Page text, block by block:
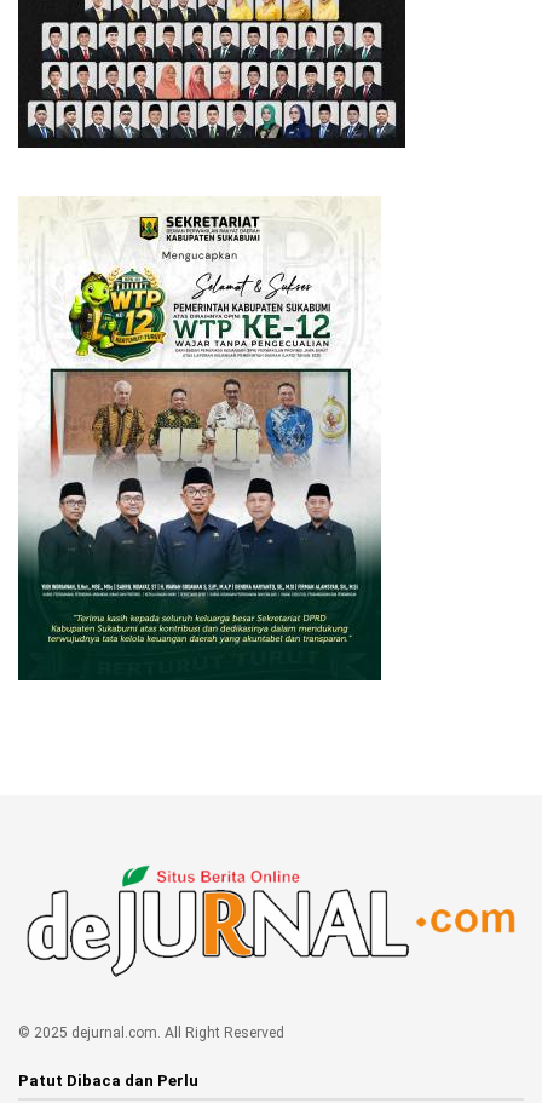
© 2025 dejurnal.com. All Right Reserved
Patut Dibaca dan Perlu